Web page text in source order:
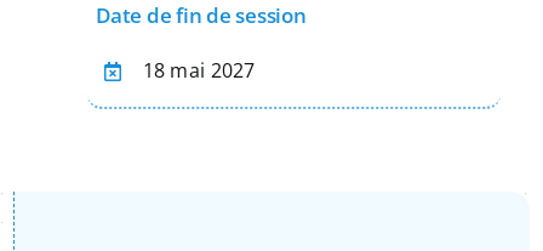
Notre Réseau
Date de fin de session
18 mai 2027